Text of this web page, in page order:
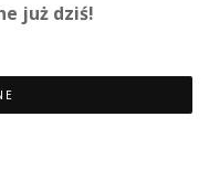
już dziś!